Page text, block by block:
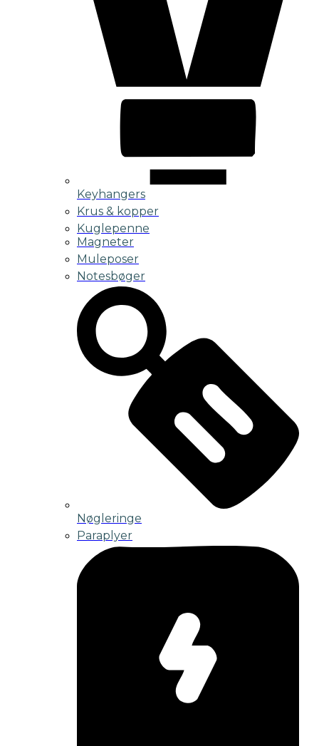
Keyhangers
Krus & kopper
Kuglepenne
Magneter
Muleposer
Notesbøger
Nøgleringe
Paraplyer